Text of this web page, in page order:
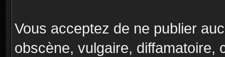
Vous acceptez de ne publier
obscène, vulgaire, diffamatoire,